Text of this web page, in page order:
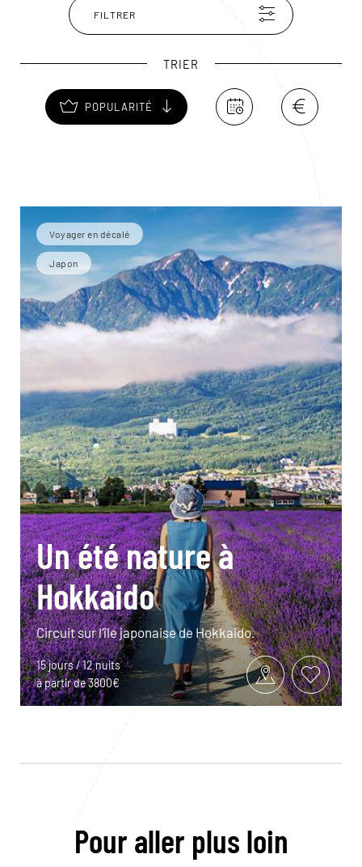
FILTRER
TRIER
POPULARITÉ
Voyager en décalé
Japon
Un été nature à
Hokkaido
Circuit sur l’île japonaise de Hokkaido.
15 jours / 12 nuits
à partir de 3800€
Pour aller plus loin